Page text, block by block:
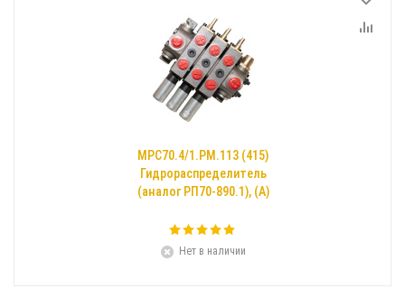
МРС70.4/1.РМ.113 (415)
Гидрораспределитель
(аналог РП70-890.1), (А)
Нет в наличии